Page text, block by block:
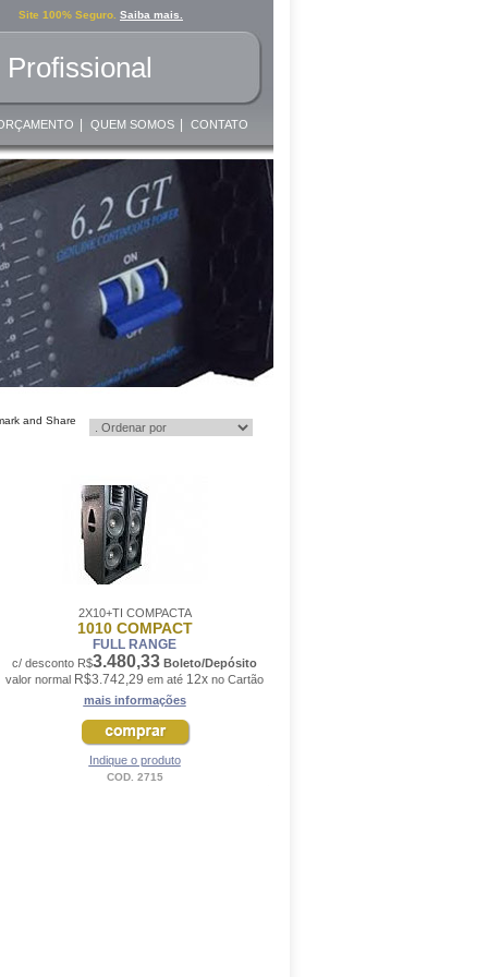
Site 100% Seguro. Saiba mais.
QUEM SOMOS CONTATO
2X10+TI COMPACTA
1010 COMPACT
FULL RANGE
c/ desconto R$3.480,33 Boleto/Depósito
valor normal R$3.742,29 em até 12x no Cartão
mais informações
Indique o produto
COD. 2715